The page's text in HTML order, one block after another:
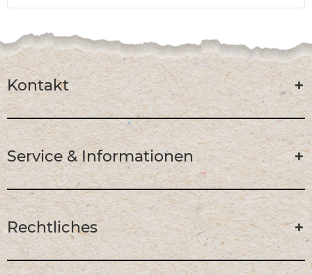
Kontakt
Service & Informationen
Rechtliches